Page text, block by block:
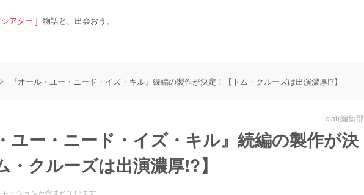
アター ] 物語と、出会おう。
『オール・ユー・ニード・イズ・キル』続編の製作が決定！【トム・クルーズは出演濃厚!?】
ciatr編集部
ユー・ニード・イズ・キル』続編の製作が決
・クルーズは出演濃厚!?】
ーションが含まれています